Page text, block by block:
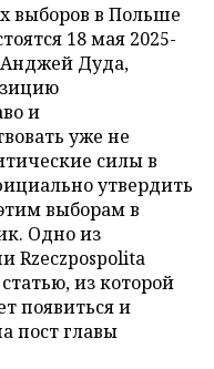
выборов в Польше
18 мая 2025-
Дуда,
и
уже не
силы в
утвердить
выборам в
Одно из
Rzeczpospolita
из которой
появиться и
пост главы